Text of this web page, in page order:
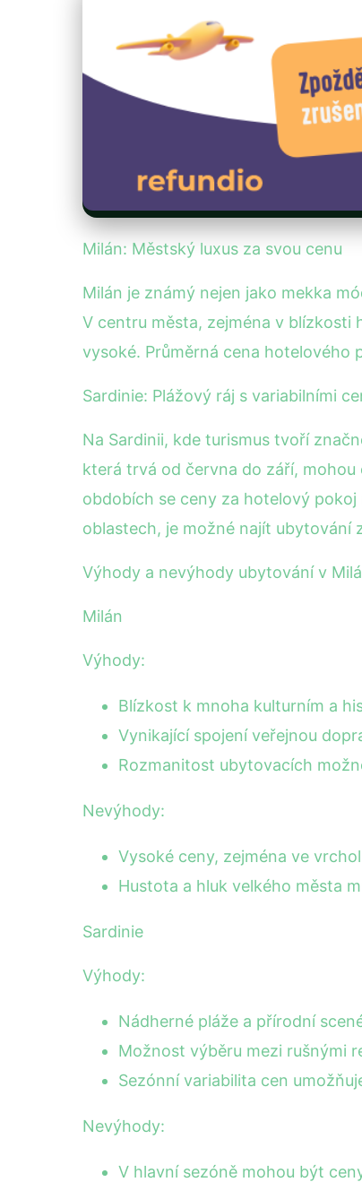
Milán: Městský luxus za svou cenu
Milán je známý nejen jako mekka
V centru města, zejména v blízkosti
vysoké. Průměrná cena hotelového
Sardinie: Plážový ráj s variabilními
Na Sardinii, kde turismus tvoří
která trvá od června do září,
obdobích se ceny za hotelový
oblastech, je možné najít ubytování
Výhody a nevýhody ubytování v
Milán
Výhody:
Blízkost k mnoha kulturním a
Vynikající spojení veřejnou
Rozmanitost ubytovacích
Nevýhody:
Vysoké ceny, zejména ve
Hustota a hluk velkého města
Sardinie
Výhody:
Nádherné pláže a přírodní
Možnost výběru mezi rušnými
Sezónní variabilita cen
Nevýhody:
V hlavní sezóně mohou být